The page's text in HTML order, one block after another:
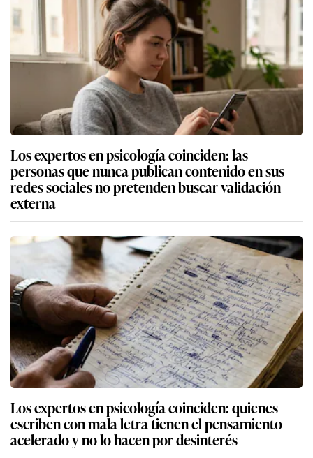
Los expertos en psicología coinciden: las
personas que nunca publican contenido en sus
redes sociales no pretenden buscar validación
externa
Los expertos en psicología coinciden: quienes
escriben con mala letra tienen el pensamiento
acelerado y no lo hacen por desinterés